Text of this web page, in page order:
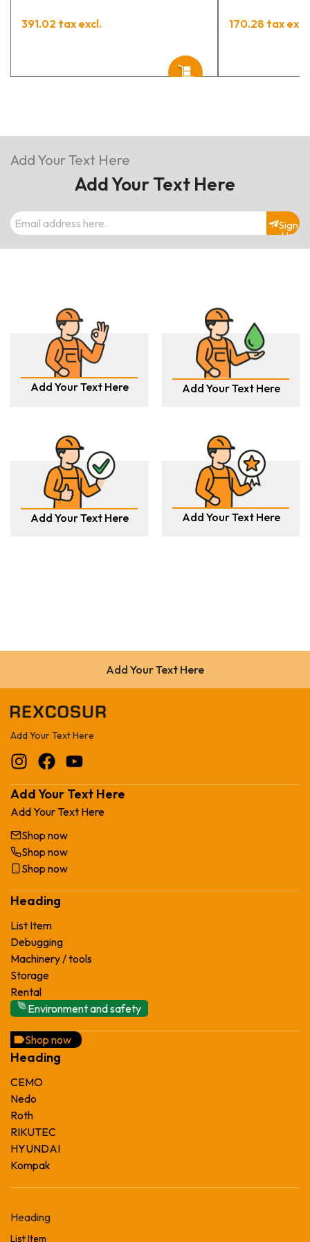
391.02 tax excl. 170.28 tax excl.
Add Your Text Here
Add Your Text Here
Sign
Up
Add Your Text Here Add Your Text Here
Add Your Text Here Add Your Text Here
Add Your Text Here
Add Your Text Here
Add Your Text Here
Add Your Text Here
Shop now
Shop now
Shop now
Heading
List Item
Debugging
Machinery / tools
Storage
Rental
Environment and safety
Shop now
Heading
CEMO
Nedo
Roth
RIKUTEC
HYUNDAI
Kompak
Heading
List Item